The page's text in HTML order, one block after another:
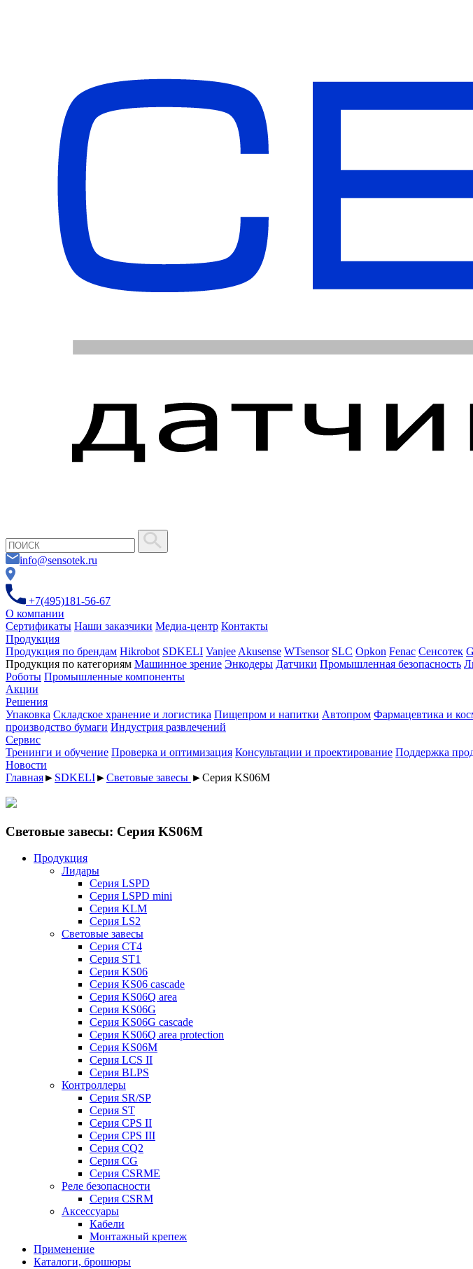
info@sensotek.ru
+7(495)181-56-67
О компании
Сертификаты Наши заказчики Медиа-центр Контакты
Продукция
Продукция по брендам Hikrobot SDKELI Vanjee Akusense WTsensor SLC Opkon Fenac Сенсотек
Продукция по категориям Машинное зрение Энкодеры Датчики Промышленная безопасность
Роботы Промышленные компоненты
Акции
Решения
Упаковка Складское хранение и логистика Пищепром и напитки Автопром Фармацевтика и
производство бумаги Индустрия развлечений
Сервис
Тренинги и обучение Проверка и оптимизация Консультации и проектирование Поддержка
Новости
Главная► SDKELI►Световые завесы ►Серия KS06M
Световые завесы: Серия KS06M
Продукция
Лидары
Серия LSPD
Серия LSPD mini
Серия KLM
Серия LS2
Световые завесы
Серия CT4
Серия ST1
Серия KS06
Серия KS06 cascade
Серия KS06Q area
Серия KS06G
Серия KS06G cascade
Серия KS06Q area protection
Серия KS06M
Серия LCS II
Серия BLPS
Контроллеры
Серия SR/SP
Серия ST
Серия CPS II
Серия CPS III
Серия CQ2
Серия CG
Серия CSRME
Реле безопасности
Серия CSRM
Аксессуары
Кабели
Монтажный крепеж
Применение
Каталоги, брошюры